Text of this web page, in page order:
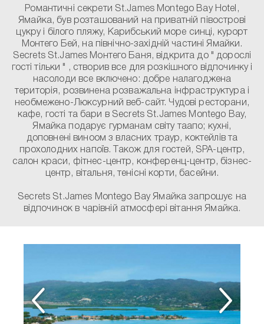
Романтичні секрети St.James Montego Bay Hotel,
Ямайка, був розташований на приватній півострові
цукру і білого пляжу, Карибський море синці, курорт
Монтего Бей, на північно-західній частині Ямайки.
Secrets St.James Монтего Баня, відкрита до " дорослі
гості тільки " , створив все для розкішного відпочинку і
насолоди все включено: добре налагоджена
територія, розвинена розважальна інфраструктура і
необмежено-Люксурний веб-сайт. Чудові ресторани,
кафе, гості та бари в Secrets St.James Montego Bay,
Ямайка подарує гурманам світу таапо; кухні,
доповнені виноом з власних траур, коктейлів та
прохолодних напоїв. Також для гостей, SPA-центр,
салон краси, фітнес-центр, конференц-центр, бізнес-
центр, вітальня, тенісні корти, басейни.
Secrets St.James Montego Bay Ямайка запрошує на
відпочинок в чарівній атмосфері вітання Ямайка.